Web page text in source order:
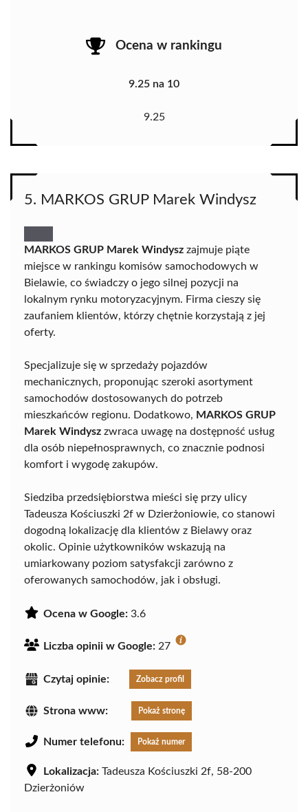
Ocena w rankingu
9.25 na 10
9.25
5. MARKOS GRUP Marek Windysz
MARKOS GRUP Marek Windysz zajmuje piąte
miejsce w rankingu komisów samochodowych w
Bielawie, co świadczy o jego silnej pozycji na
lokalnym rynku motoryzacyjnym. Firma cieszy się
zaufaniem klientów, którzy chętnie korzystają z jej
oferty.
Specjalizuje się w sprzedaży pojazdów
mechanicznych, proponując szeroki asortyment
samochodów dostosowanych do potrzeb
mieszkańców regionu. Dodatkowo, MARKOS GRUP
Marek Windysz zwraca uwagę na dostępność usług
dla osób niepełnosprawnych, co znacznie podnosi
komfort i wygodę zakupów.
Siedziba przedsiębiorstwa mieści się przy ulicy
Tadeusza Kościuszki 2f w Dzierżoniowie, co stanowi
dogodną lokalizację dla klientów z Bielawy oraz
okolic. Opinie użytkowników wskazują na
umiarkowany poziom satysfakcji zarówno z
oferowanych samochodów, jak i obsługi.
Ocena w Google: 3.6
Liczba opinii w Google: 27
Czytaj opinie: Zobacz profil
Strona www: Pokaż stronę
Numer telefonu: Pokaż numer
Lokalizacja: Tadeusza Kościuszki 2f, 58-200
Dzierżoniów